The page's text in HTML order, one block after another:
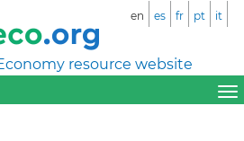
resource website
en es fr pt it